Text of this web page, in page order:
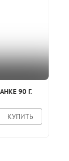
90 Г.
КУПИТЬ